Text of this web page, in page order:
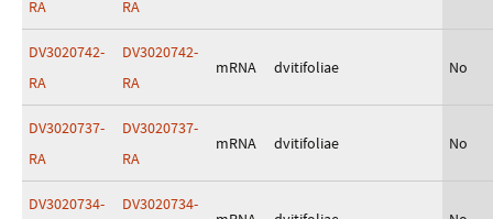
RA
RA
DV3020742-
RA
DV3020742-
RA
mRNA dvitifoliae No
DV3020737-
RA
DV3020737-
RA
mRNA dvitifoliae No
DV3020734-
DV3020734-